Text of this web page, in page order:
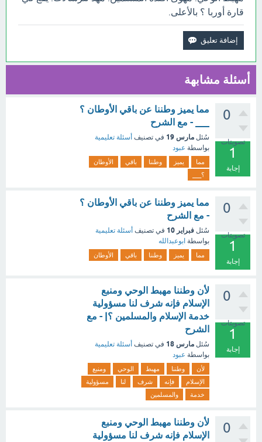
قارة أوربا ؟ بالأعلى.
أسئلة مشابهة
0
تصويتات
1
إجابة
مما يميز وطننا عن باقي الأوطان ؟
___ - مع الشرح
سُئل مارس 19 في تصنيف أسئلة تعليمية
بواسطة عبود
مما يميز وطننا باقي
الأوطان
؟___
0
تصويتات
1
إجابة
مما يميز وطننا عن باقي الأوطان ؟
- مع الشرح
سُئل فبراير 10 في تصنيف أسئلة تعليمية
بواسطة ابوعبدالله
مما يميز وطننا باقي الأوطان
0
تصويتات
1
إجابة
لأن وطننا مهبط الوحي ومنبع
الإسلام فإنه شرف لنا مسؤولية
خدمة الإسلام والمسلمين ؟| - مع
الشرح
سُئل مارس 18 في تصنيف أسئلة تعليمية
بواسطة عبود
لأن وطننا مهبط الوحي
ومنبع
الإسلام
فإنه شرف لنا
مسؤولية
خدمة
والمسلمين
0
لأن وطننا مهبط الوحي ومنبع
الإسلام فإنه شرف لنا مسؤولية